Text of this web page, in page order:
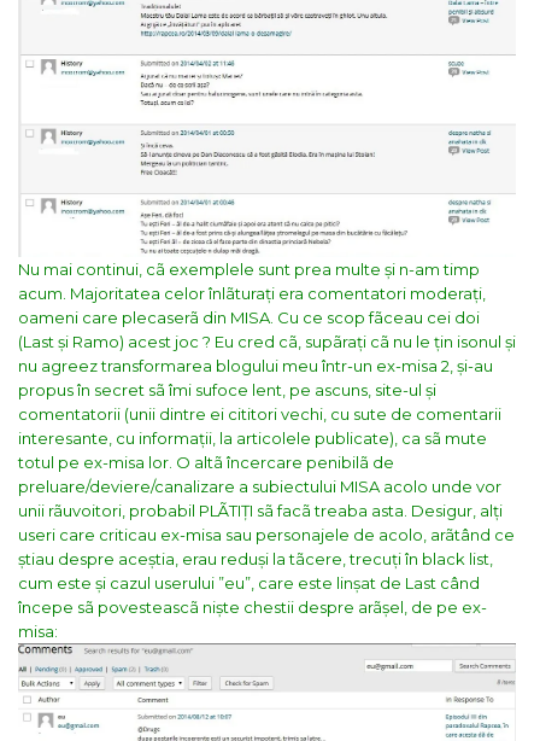
Nu mai continui, cã exemplele sunt prea multe și n-am timp
acum. Majoritatea celor înlãturați era comentatori moderați,
oameni care plecaserã din MISA. Cu ce scop fãceau cei doi
(Last și Ramo) acest joc ? Eu cred cã, supãrați cã nu le țin isonul și
nu agreez transformarea blogului meu într-un ex-misa 2, și-au
propus în secret sã îmi sufoce lent, pe ascuns, site-ul și
comentatorii (unii dintre ei cititori vechi, cu sute de comentarii
interesante, cu informații, la articolele publicate), ca sã mute
totul pe ex-misa lor. O altã încercare penibilã de
preluare/deviere/canalizare a subiectului MISA acolo unde vor
unii rãuvoitori, probabil PLÃTIȚI sã facã treaba asta. Desigur, alți
useri care criticau ex-misa sau personajele de acolo, arãtând ce
știau despre aceștia, erau reduși la tãcere, trecuți în black list,
cum este și cazul userului ”eu”, care este linșat de Last când
începe sã povesteascã niște chestii despre arãșel, de pe ex-
misa: